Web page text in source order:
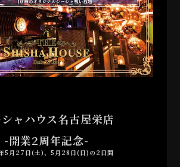
ャハウス名古屋栄店
-開業2周年記念-
5月27日(土)、5月28日(日)の2日間